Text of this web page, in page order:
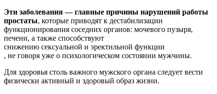
Эти заболевания — главные причины нарушений работы
простаты, которые приводят к дестабилизации
функционирования соседних органов: мочевого пузыря,
печени, а также способствуют
снижению сексуальной и эректильной функции
, не говоря уже о психологическом состоянии мужчины.
Для здоровья столь важного мужского органа следует вести
физически активный и здоровый образ жизни.